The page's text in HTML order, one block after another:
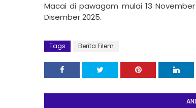
Macai di pawagam mulai 13
Disember 2025.
Tags Berita Filem